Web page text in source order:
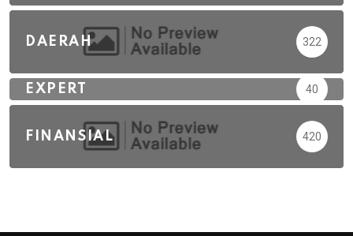
DAERAH 322
EXPERT 40
FINANSIAL 420